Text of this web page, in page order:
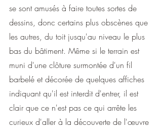
se sont amusés à faire toutes sortes de
dessins, donc certains plus obscènes que
les autres, du toit jusqu'au niveau le plus
bas du bâtiment. Même si le terrain est
muni d'une clôture surmontée d'un fil
barbelé et décorée de quelques affiches
indiquant qu'il est interdit d'entrer, il est
clair que ce n'est pas ce qui arrête les
curieux d'aller à la découverte de l'œuvre